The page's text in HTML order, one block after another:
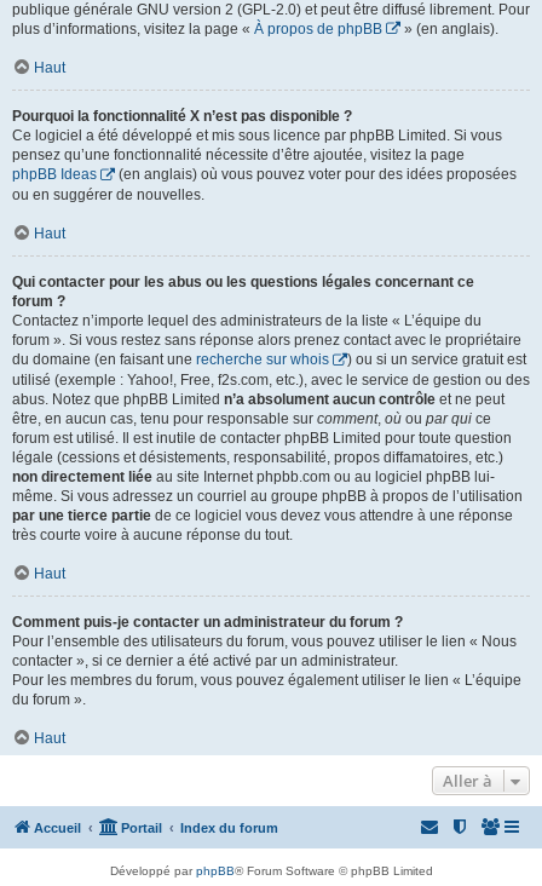
publique générale GNU version 2 (GPL-2.0) et peut être diffusé librement. Pour
plus d’informations, visitez la page « À propos de phpBB » (en anglais).
Haut
Pourquoi la fonctionnalité X n’est pas disponible ?
Ce logiciel a été développé et mis sous licence par phpBB Limited. Si vous
pensez qu’une fonctionnalité nécessite d’être ajoutée, visitez la page
phpBB Ideas
(en anglais) où vous pouvez voter pour des idées proposées
ou en suggérer de nouvelles.
Haut
Qui contacter pour les abus ou les questions légales concernant ce
forum ?
Contactez n’importe lequel des administrateurs de la liste « L’équipe du
forum ». Si vous restez sans réponse alors prenez contact avec le propriétaire
du domaine (en faisant une recherche sur whois
) ou si un service gratuit est
utilisé (exemple : Yahoo!, Free, f2s.com, etc.), avec le service de gestion ou des
abus. Notez que phpBB Limited n’a absolument aucun contrôle et ne peut
être, en aucun cas, tenu pour responsable sur comment, où ou par qui ce
forum est utilisé. Il est inutile de contacter phpBB Limited pour toute question
légale (cessions et désistements, responsabilité, propos diffamatoires, etc.)
non directement liée au site Internet phpbb.com ou au logiciel phpBB lui-
même. Si vous adressez un courriel au groupe phpBB à propos de l’utilisation
par une tierce partie de ce logiciel vous devez vous attendre à une réponse
très courte voire à aucune réponse du tout.
Haut
Comment puis-je contacter un administrateur du forum ?
Pour l’ensemble des utilisateurs du forum, vous pouvez utiliser le lien « Nous
contacter », si ce dernier a été activé par un administrateur.
Pour les membres du forum, vous pouvez également utiliser le lien « L’équipe
du forum ».
Haut
Aller à
Accueil Portail Index du forum
Développé parphpBB® Forum Software © phpBB Limited